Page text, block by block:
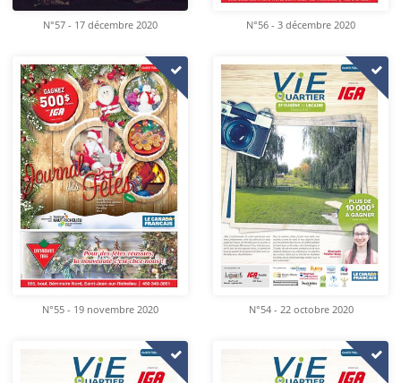
N°57 - 17 décembre 2020 N°56 - 3 décembre 2020
N°55 - 19 novembre 2020 N°54 - 22 octobre 2020